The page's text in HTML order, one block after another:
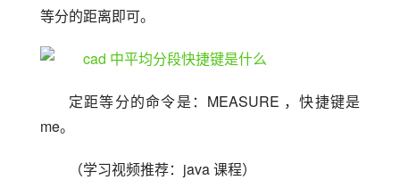
等分的距离即可。
定距等分的命令是：MEASURE ，快捷键是
me。
（学习视频推荐：java 课程）